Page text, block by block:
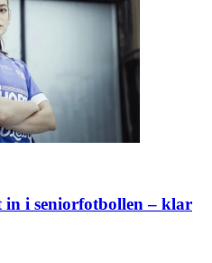
i seniorfotbollen – klar